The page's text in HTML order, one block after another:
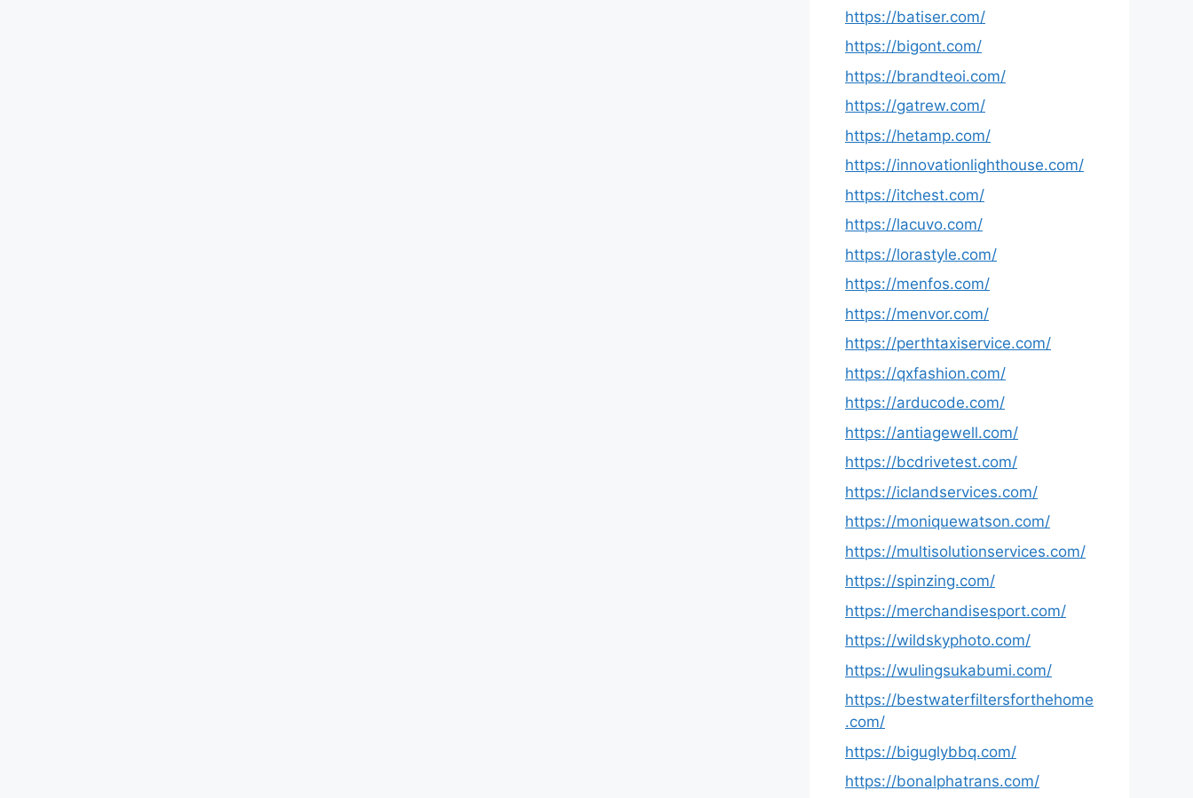
https://batiser.com/
https://bigont.com/
https://brandteoi.com/
https://gatrew.com/
https://hetamp.com/
https://innovationlighthouse.com/
https://itchest.com/
https://lacuvo.com/
https://lorastyle.com/
https://menfos.com/
https://menvor.com/
https://perthtaxiservice.com/
https://qxfashion.com/
https://arducode.com/
https://antiagewell.com/
https://bcdrivetest.com/
https://iclandservices.com/
https://moniquewatson.com/
https://multisolutionservices.com/
https://spinzing.com/
https://merchandisesport.com/
https://wildskyphoto.com/
https://wulingsukabumi.com/
https://bestwaterfiltersforthehome
.com/
https://biguglybbq.com/
https://bonalphatrans.com/